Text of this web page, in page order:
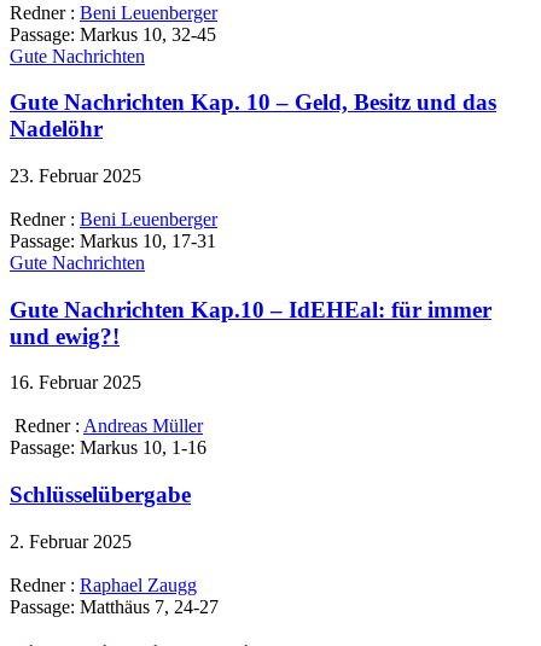
Redner : Beni Leuenberger
Passage: Markus 10, 32-45
Gute Nachrichten
Gute Nachrichten Kap. 10 – Geld, Besitz und das
Nadelöhr
23. Februar 2025
Redner : Beni Leuenberger
Passage: Markus 10, 17-31
Gute Nachrichten
Gute Nachrichten Kap.10 – IdEHEal: für immer
und ewig?!
16. Februar 2025
Redner : Andreas Müller
Passage: Markus 10, 1-16
Schlüsselübergabe
2. Februar 2025
Redner : Raphael Zaugg
Passage: Matthäus 7, 24-27